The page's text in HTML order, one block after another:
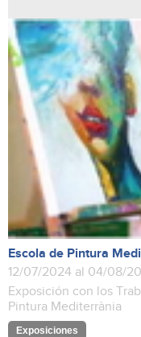
Escola de Pintura
12/07/2024 al 04/08/
Exposición con los
Pintura Mediterrània
Exposiciones